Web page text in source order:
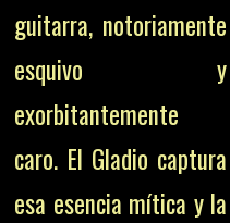
guitarra, notoriamente
esquivo y
exorbitantemente
caro. El Gladio captura
esa esencia mítica y la